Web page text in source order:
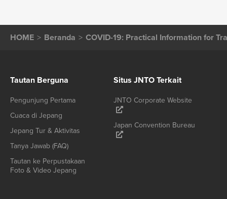
HOME Beranda COVID-19: Practical Information for
Tautan Berguna
Pengunjung Pertama
Cuaca di Jepang
Jepang Tur & Aktivitas
Tanya Jawab (FAQ)
Tautan ke Perpustakaan
Foto & Video Jepang
Situs JNTO Terkait
JNTO Corporate Website
Japan Convention Bureau